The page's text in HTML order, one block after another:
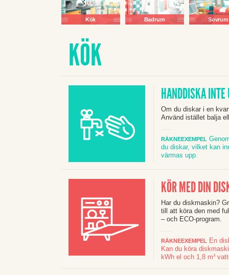
BESÖK
Kök Badrum Sovrum
KÖK
HANDDISKA INTE
Om du diskar i en
Använd istället balja
RÄKNEEXEMPEL
du diskar, vilket kan
värmas upp.
KÖR MED DIN
Har du diskmaskin?
till att köra den med
– och ECO-program.
RÄKNEEXEMPEL En
Kan du köra
kWh el och 1,8 m³